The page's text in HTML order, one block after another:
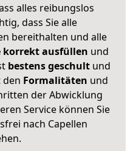
alles reibungslos
dass Sie alle
bereithalten und alle
korrekt ausfüllen und
bestens geschult und
Formalitäten und
der Abwicklung
Service können Sie
nach Capellen